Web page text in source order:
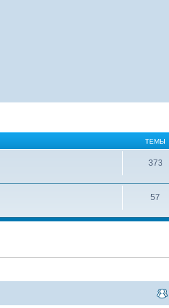
ТЕМЫ
373
57